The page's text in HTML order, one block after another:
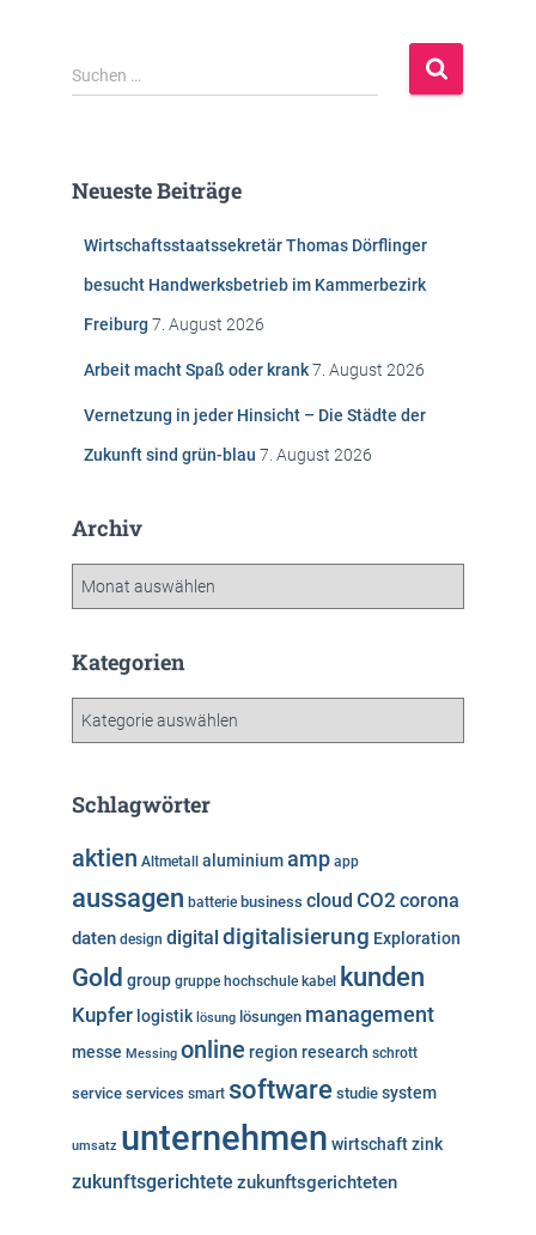
S
u
n
Suchen …
Neueste Beiträge
Wirtschaftsstaatssekretär Thomas Dörflinger
besucht Handwerksbetrieb im Kammerbezirk
Freiburg 7. August 2026
Arbeit macht Spaß oder krank7. August 2026
Vernetzung in jeder Hinsicht – Die Städte der
Zukunft sind grün-blau 7. August 2026
Archiv
h
Kategorien
g
r
i
n
Schlagwörter
aktien Altmetall aluminiumamp app
aussagen batterie business cloud CO2 corona
daten design digital digitalisierung Exploration
Gold group gruppe hochschule kabel kunden
Kupfer logistik lösung lösungen management
messe Messing online region research schrott
service services smart software studie system
umsatz unternehmen wirtschaftzink
zukunftsgerichtete zukunftsgerichteten